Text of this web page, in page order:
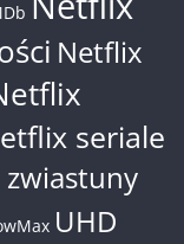
Netflix
seriale
UHD